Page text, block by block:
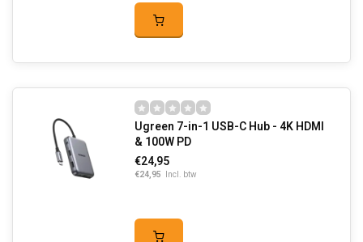
Ugreen 7-in-1 USB-C Hub - 4K HDMI
& 100W PD
€24,95
€24,95 Incl. btw